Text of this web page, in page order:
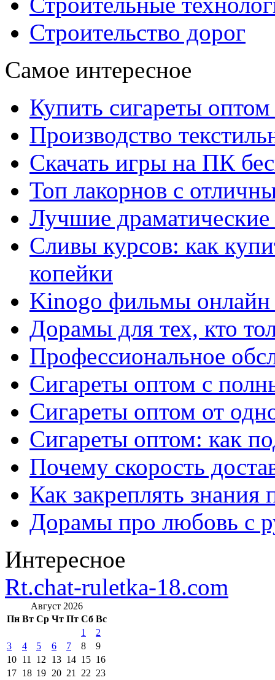
Строительство дорог
Самое интересное
Купить сигареты
Производство
Скачать игры на ПК
Топ лакорнов с
Лучшие
Сливы курсов: как
копейки
Kinogo фильмы онлайн
Дорамы для тех, кто
Профессиональное
Сигареты оптом с
Сигареты оптом от
Сигареты оптом: как
Почему скорость
Как закреплять знания
Дорамы про любовь с
Интересное
Rt.chat-ruletka-18.com
Август 2026
Пн Вт Ср Чт Пт Сб Вс
1
2
3
4 5 6 7 8
9
10 11 12 13 14 15 16
17 18 19 20 21 22 23